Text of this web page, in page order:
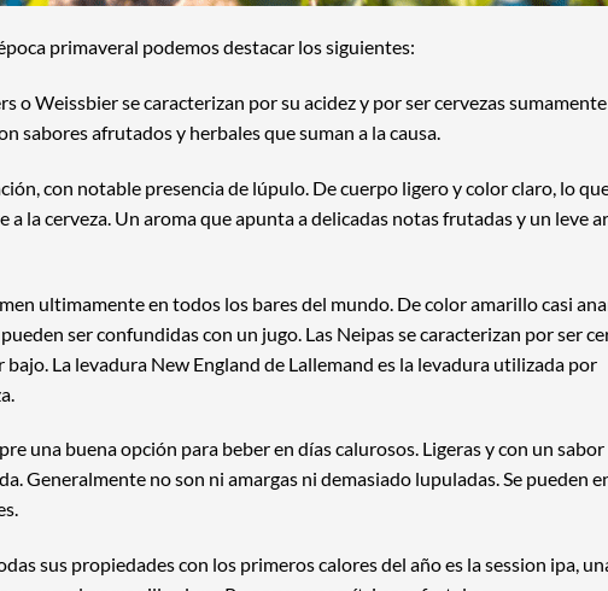
primaveral podemos destacar los siguientes:
o Weissbier se caracterizan por su acidez y por ser cervezas sumamente
sabores afrutados y herbales que suman a la causa.
con notable presencia de lúpulo. De cuerpo ligero y color claro, lo
la cerveza. Un aroma que apunta a delicadas notas frutadas y un leve
ultimamente en todos los bares del mundo. De color amarillo casi
ser confundidas con un jugo. Las Neipas se caracterizan por ser
bajo. La levadura New England de Lallemand es la levadura utilizada por
una buena opción para beber en días calurosos. Ligeras y con un
Generalmente no son ni amargas ni demasiado lupuladas. Se pueden
sus propiedades con los primeros calores del año es la session ipa,